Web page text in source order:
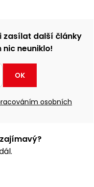
zasílat další články
neuniklo!
OK
osobních